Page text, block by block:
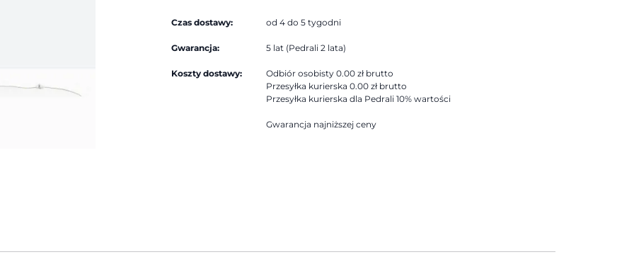
Czas dostawy: od 4 do 5 tygodni
Gwarancja: 5 lat (Pedrali 2 lata)
Koszty dostawy:
Odbiór osobisty 0.00 zł brutto
Przesyłka kurierska 0.00 zł brutto
Przesyłka kurierska dla Pedrali 10% wartości
Gwarancja najniższej ceny